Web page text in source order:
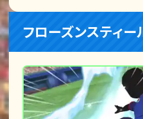
フローズンスティー